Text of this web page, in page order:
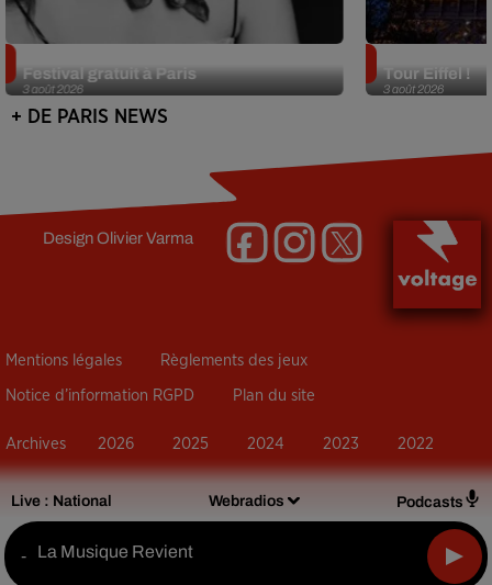
Live : National Webradios Podcasts
- La Musique Revient
3 août 2026
Festival gratuit à Paris
3 août 2026
Tour Eiffel !
+ DE PARIS NEWS
DesignOlivier Varma
Mentions légales Règlements des jeux
Notice d’information RGPD Plan du site
Archives 2026 2025 2024 2023 2022